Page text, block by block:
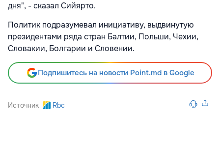
дня", - сказал Сийярто.
Политик подразумевал инициативу, выдвинутую
президентами ряда стран Балтии, Польши, Чехии,
Словакии, Болгарии и Словении.
Подпишитесь на новости Point.md в Google
Источник Rbc